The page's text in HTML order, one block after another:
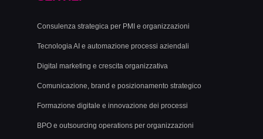
Consulenza strategica per PMI e organizzazioni
Tecnologia AI e automazione processi aziendali
Digital marketing e crescita organizzativa
Comunicazione, brand e posizionamento strategico
Formazione digitale e innovazione dei processi
BPO e outsourcing operations per organizzazioni